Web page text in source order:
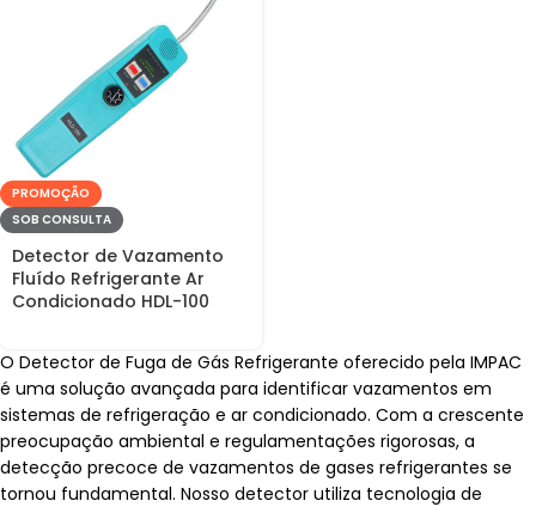
PROMOÇÃO
SOB CONSULTA
Detector de Vazamento
Fluído Refrigerante Ar
Condicionado HDL-100
O Detector de Fuga de Gás Refrigerante oferecido pela IMPAC
é uma solução avançada para identificar vazamentos em
sistemas de refrigeração e ar condicionado. Com a crescente
preocupação ambiental e regulamentações rigorosas, a
detecção precoce de vazamentos de gases refrigerantes se
tornou fundamental. Nosso detector utiliza tecnologia de